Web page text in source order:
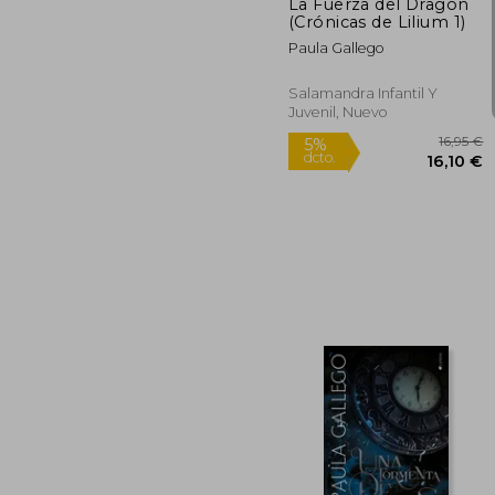
(Crónicas de Lilium 1)
Paula Gallego
Salamandra Infantil Y
Juvenil, Nuevo
5%
dcto.